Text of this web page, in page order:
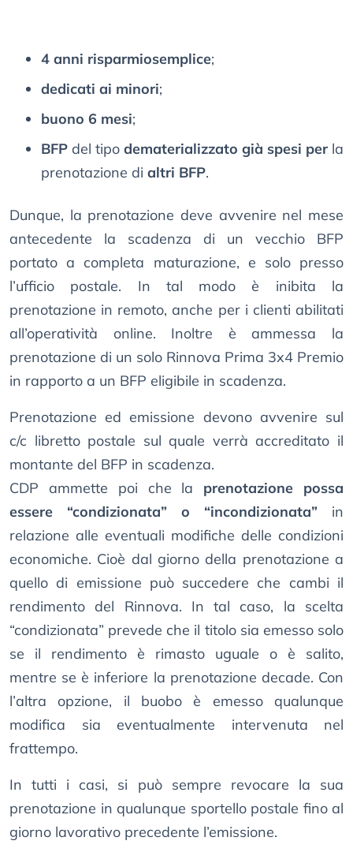
4 anni risparmiosemplice;
dedicati ai minori;
buono 6 mesi;
BFP del tipo dematerializzato già spesi per la
prenotazione di altri BFP.
Dunque, la prenotazione deve avvenire nel mese
antecedente la scadenza di un vecchio BFP
portato a completa maturazione, e solo presso
l’ufficio postale. In tal modo è inibita la
prenotazione in remoto, anche per i clienti abilitati
all’operatività online. Inoltre è ammessa la
prenotazione di un solo Rinnova Prima 3x4 Premio
in rapporto a un BFP eligibile in scadenza.
Prenotazione ed emissione devono avvenire sul
c/c libretto postale sul quale verrà accreditato il
montante del BFP in scadenza.
CDP ammette poi che la prenotazione possa
essere “condizionata” o “incondizionata” in
relazione alle eventuali modifiche delle condizioni
economiche. Cioè dal giorno della prenotazione a
quello di emissione può succedere che cambi il
rendimento del Rinnova. In tal caso, la scelta
“condizionata” prevede che il titolo sia emesso solo
se il rendimento è rimasto uguale o è salito,
mentre se è inferiore la prenotazione decade. Con
l’altra opzione, il buobo è emesso qualunque
modifica sia eventualmente intervenuta nel
frattempo.
In tutti i casi, si può sempre revocare la sua
prenotazione in qualunque sportello postale fino al
giorno lavorativo precedente l’emissione.